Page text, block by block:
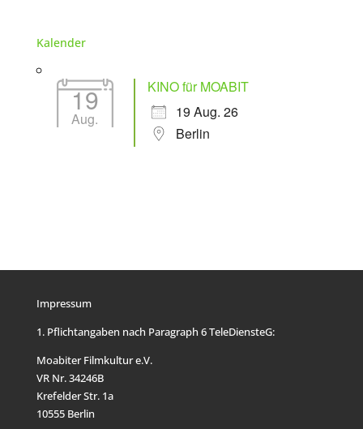
Kalender
19
Aug.
KINO für MOABIT
19 Aug. 26
Berlin
Impressum
1. Pflichtangaben nach Paragraph 6 TeleDiensteG:
Moabiter Filmkultur e.V.
VR Nr. 34246B
Krefelder Str. 1a
10555 Berlin